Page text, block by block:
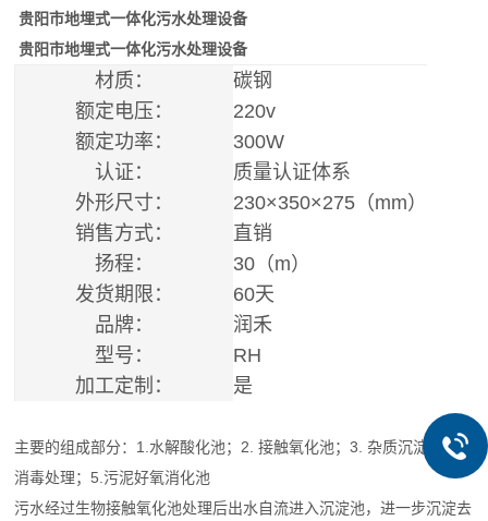
贵阳市地埋式一体化污水处理设备
贵阳市地埋式一体化污水处理设备
材质：
碳钢
额定电压：
220v
额定功率：
300W
认证：
质量认证体系
外形尺寸：
230×350×275（mm）
销售方式：
直销
扬程：
30（m）
发货期限：
60天
品牌：
润禾
型号：
RH
加工定制：
是
主要的组成部分：1.水解酸化池；2. 接触氧化池；3. 杂质沉淀池；4.
消毒处理；5.污泥好氧消化池
污水经过生物接触氧化池处理后出水自流进入沉淀池，进一步沉淀去